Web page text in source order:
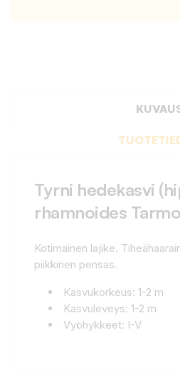
Tyrni hedekasvi
rhamnoides
Kotimainen lajike.
piikkinen pensas.
Kasvukorkeus: 1-2 m
Kasvuleveys: 1-2 m
Vyöhykkeet: I-V